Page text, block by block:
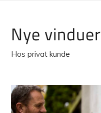
Nye vinduer
Hos privat kunde